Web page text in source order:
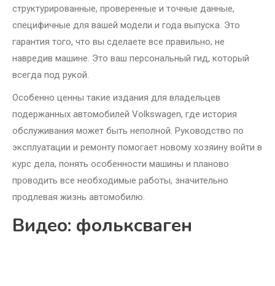
структурированные, проверенные и точные данные,
специфичные для вашей модели и года выпуска. Это
гарантия того, что вы сделаете все правильно, не
навредив машине. Это ваш персональный гид, который
всегда под рукой.
Особенно ценны такие издания для владельцев
подержанных автомобилей Volkswagen, где история
обслуживания может быть неполной. Руководство по
эксплуатации и ремонту помогает новому хозяину войти в
курс дела, понять особенности машины и планово
проводить все необходимые работы, значительно
продлевая жизнь автомобилю.
Видео: фольксваген